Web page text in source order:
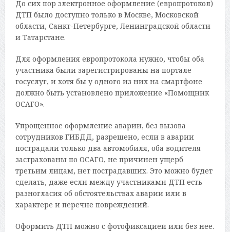
До сих пор электронное оформление (европротокол)
ДТП было доступно только в Москве, Московской
области, Санкт-Петербурге, Ленинградской области
и Татарстане.
Для оформления европротокола нужно, чтобы оба
участника были зарегистрированы на портале
госуслуг, и хотя бы у одного из них на смартфоне
должно быть установлено приложение «Помощник
ОСАГО».
Упрощенное оформление аварии, без вызова
сотрудников ГИБДД, разрешено, если в аварии
пострадали только два автомобиля, оба водителя
застрахованы по ОСАГО, не причинен ущерб
третьим лицам, нет пострадавших. Это можно будет
сделать, даже если между участниками ДТП есть
разногласия об обстоятельствах аварии или в
характере и перечне повреждений.
Оформить ДТП можно с фотофиксацией или без нее.